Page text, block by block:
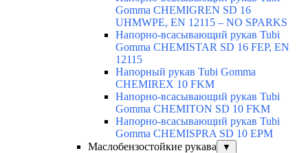
Gomma CHEMIGREN SD 16
UHMWPE, EN 12115 – NO SPARKS
Напорно-всасывающий рукав Tubi
Gomma CHEMISTAR SD 16 FEP, EN
12115
Напорный рукав Tubi Gomma
CHEMIREX 10 FKM
Напорно-всасывающий рукав Tubi
Gomma CHEMITON SD 10 FKM
Напорно-всасывающий рукав Tubi
Gomma CHEMISPRA SD 10 EPM
Маслобензостойкие рукава
▼